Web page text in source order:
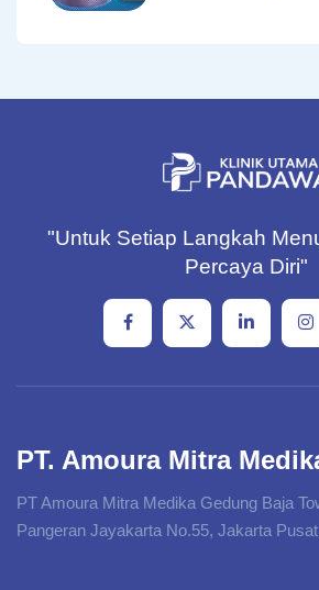
"Untuk Setiap Langkah
Percaya Diri"
PT. Amoura Mitra
PT Amoura Mitra Medika Gedung Baja
Pangeran Jayakarta No.55, Jakarta